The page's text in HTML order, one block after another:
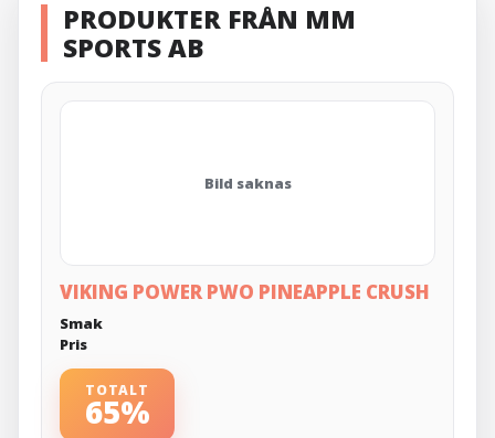
PRODUKTER FRÅN MM
SPORTS AB
Bild saknas
VIKING POWER PWO PINEAPPLE CRUSH
Smak
Pris
TOTALT
65%